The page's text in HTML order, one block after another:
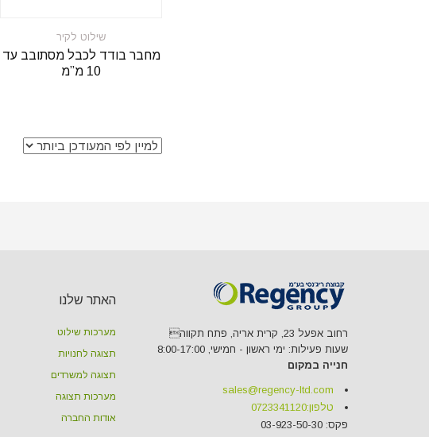
שילוט לקיר
מחבר בודד לכבל מסתובב עד
10 מ”מ
רחוב אפעל 23, קרית אריה, פתח תקווה
שעות פעילות: ימי ראשון - חמישי, 8:00-17:00
חנייה במקום
sales@regency-ltd.com
טלפון:0723341120
פקס: 03-923-50-30
האתר שלנו
מערכות שילוט
תצוגה לחנויות
תצוגה למשרדים
מערכות תצוגה
אודות החברה